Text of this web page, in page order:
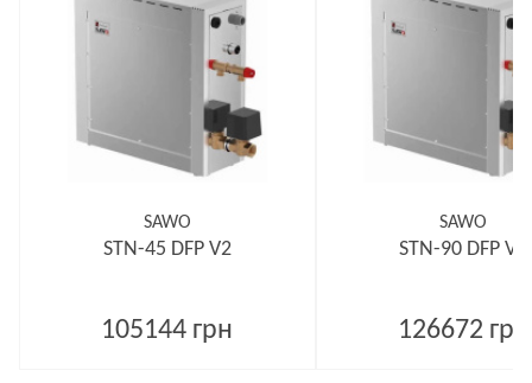
SAWO
STN-45 DFP V2
105144 грн
SAWO
STN-90 DFP V2
126672 грн